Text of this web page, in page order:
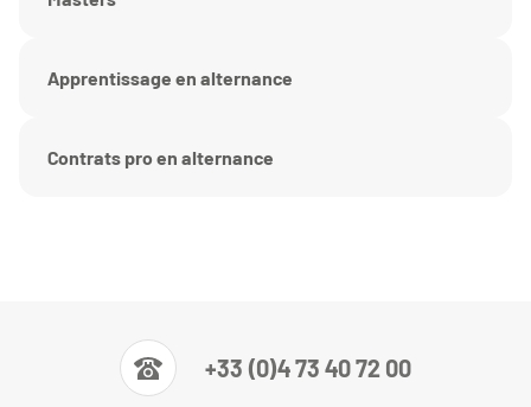
Apprentissage en alternance
Contrats pro en alternance
+33 (0)4 73 40 72 00